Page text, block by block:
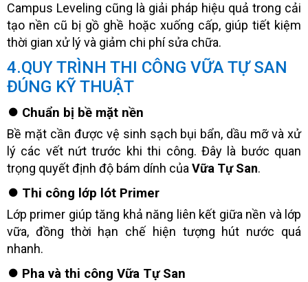
Campus Leveling cũng là giải pháp hiệu quả trong cải
tạo nền cũ bị gồ ghề hoặc xuống cấp, giúp tiết kiệm
thời gian xử lý và giảm chi phí sửa chữa.
4.QUY TRÌNH THI CÔNG VỮA TỰ SAN
ĐÚNG KỸ THUẬT
⏺️ Chuẩn bị bề mặt nền
Bề mặt cần được vệ sinh sạch bụi bẩn, dầu mỡ và xử
lý các vết nứt trước khi thi công. Đây là bước quan
trọng quyết định độ bám dính của Vữa Tự San.
⏺️ Thi công lớp lót Primer
Lớp primer giúp tăng khả năng liên kết giữa nền và lớp
vữa, đồng thời hạn chế hiện tượng hút nước quá
nhanh.
⏺️ Pha và thi công Vữa Tự San